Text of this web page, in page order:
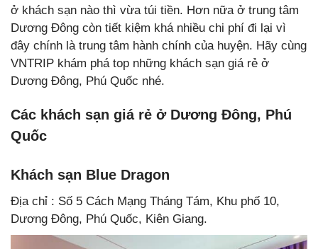
ở khách sạn nào thì vừa túi tiền. Hơn nữa ở trung tâm
Dương Đông còn tiết kiệm khá nhiều chi phí đi lại vì
đây chính là trung tâm hành chính của huyện. Hãy cùng
VNTRIP khám phá top những khách sạn giá rẻ ở
Dương Đông, Phú Quốc nhé.
Các khách sạn giá rẻ ở Dương Đông, Phú
Quốc
Khách sạn Blue Dragon
Địa chỉ : Số 5 Cách Mạng Tháng Tám, Khu phố 10,
Dương Đông, Phú Quốc, Kiên Giang.